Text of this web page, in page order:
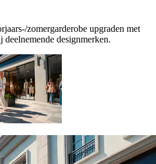
zomergarderobe upgraden met
designmerken.